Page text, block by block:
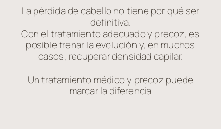
La pérdida de cabello no tiene por qué ser
definitiva.
Con el tratamiento adecuado y precoz, es
posible frenar la evolución y, en muchos
casos, recuperar densidad capilar.
Un tratamiento médico y precoz puede
marcar la diferencia